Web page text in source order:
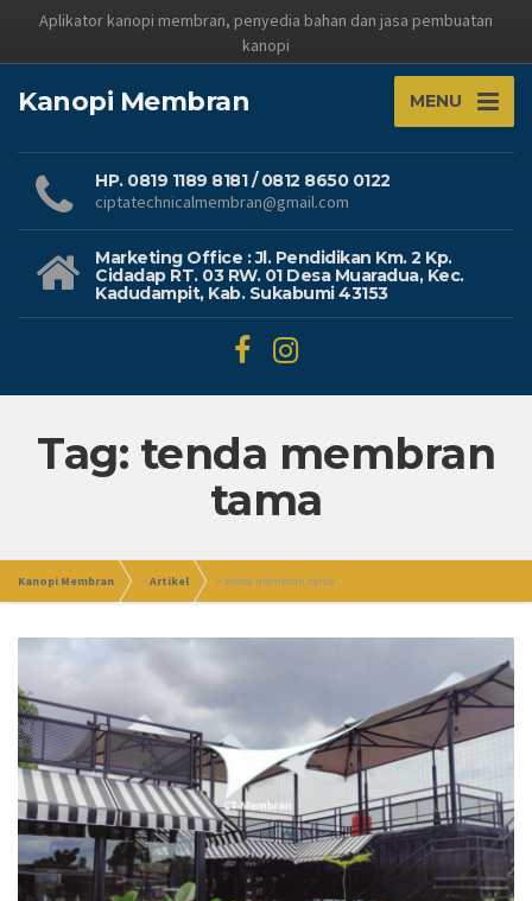
Aplikator kanopi membran, penyedia bahan dan jasa pembuatan
kanopi
Kanopi Membran MENU
HP. 0819 1189 8181 / 0812 8650 0122
ciptatechnicalmembran@gmail.com
Marketing Office : Jl. Pendidikan Km. 2 Kp.
Cidadap RT. 03 RW. 01 Desa Muaradua, Kec.
Kadudampit, Kab. Sukabumi 43153
Tag: tenda membran
tama
Kanopi Membran >Artikel >tenda membran tama